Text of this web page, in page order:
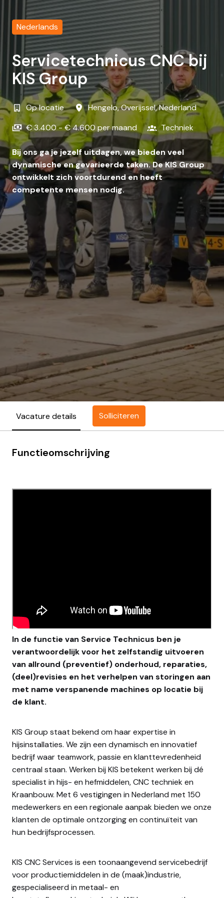
Nederlands
Servicetechnicus CNC bij
KIS Group
Op locatie Hengelo,Overijssel,Nederland
€ 3.400 - € 4.600 per maand
Techniek
Bij ons ga je jezelf uitdagen, we bieden veel
dynamische en gevarieerde taken. De KIS Group
ontwikkelt zich voortdurend en heeft
competente mensen nodig.
Vacature details Solliciteren
Functieomschrijving
In de functie van Service Technicus ben je
verantwoordelijk voor het zelfstandig uitvoeren
van allround (preventief) onderhoud, reparaties,
(deel)revisies en het verhelpen van storingen aan
met name verspanende machines op locatie bij
de klant.
KIS Group staat bekend om haar expertise in
hijsinstallaties. We zijn een dynamisch en innovatief
bedrijf waar teamwork, passie en klanttevredenheid
centraal staan. Werken bij KIS betekent werken bij dé
specialist in hijs- en hefmiddelen, CNC techniek en
Kraanbouw. Met 6 vestigingen in Nederland met 150
medewerkers en een regionale aanpak bieden we onze
klanten de optimale ontzorging en continuïteit van
hun bedrijfsprocessen.
KIS CNC Services is een toonaangevend servicebedrijf
voor productiemiddelen in de (maak)industrie,
gespecialiseerd in metaal- en